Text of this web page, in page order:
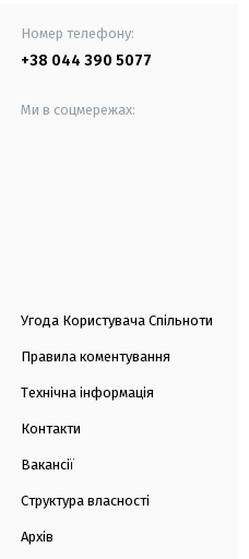
Номер телефону:
+38 044 390 5077
Ми в соцмережах:
Угода Користувача Спільноти
Правила коментування
Технічна інформація
Контакти
Вакансії
Структура власності
Архів